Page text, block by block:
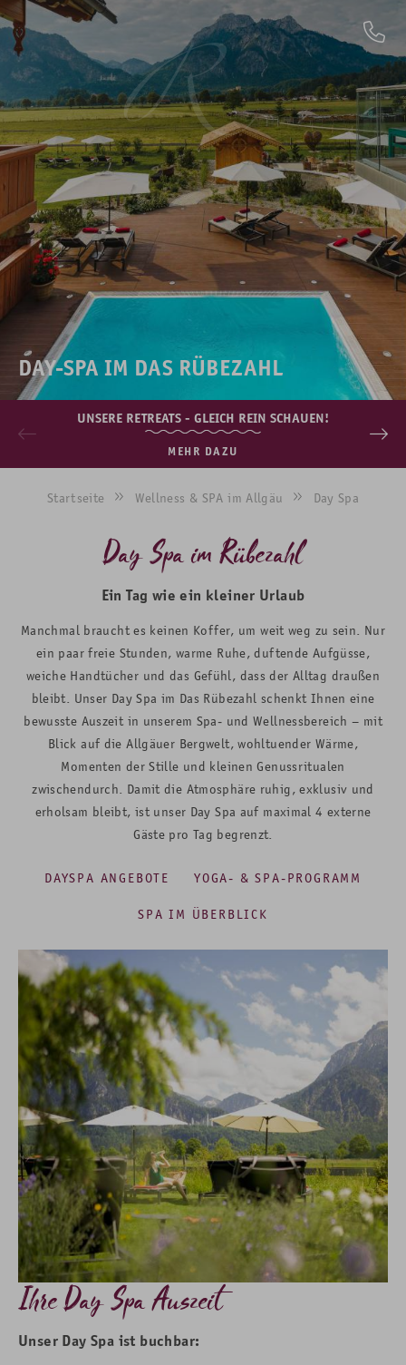
DAY-SPA IM DAS RÜBEZAHL
UNSERE RETREATS - GLEICH REIN SCHAUEN!
MEHR DAZU
Startseite Wellness & SPA im Allgäu Day Spa
Day Spa im Rübezahl
Ein Tag wie ein kleiner Urlaub
Manchmal braucht es keinen Koffer, um weit weg zu sein. Nur
ein paar freie Stunden, warme Ruhe, duftende Aufgüsse,
weiche Handtücher und das Gefühl, dass der Alltag draußen
bleibt. Unser Day Spa im Das Rübezahl schenkt Ihnen eine
bewusste Auszeit in unserem Spa- und Wellnessbereich – mit
Blick auf die Allgäuer Bergwelt, wohltuender Wärme,
Momenten der Stille und kleinen Genussritualen
zwischendurch. Damit die Atmosphäre ruhig, exklusiv und
erholsam bleibt, ist unser Day Spa auf maximal 4 externe
Gäste pro Tag begrenzt.
DAYSPA ANGEBOTE YOGA- & SPA-PROGRAMM
SPA IM ÜBERBLICK
Ihre Day Spa Auszeit
Unser Day Spa ist buchbar: